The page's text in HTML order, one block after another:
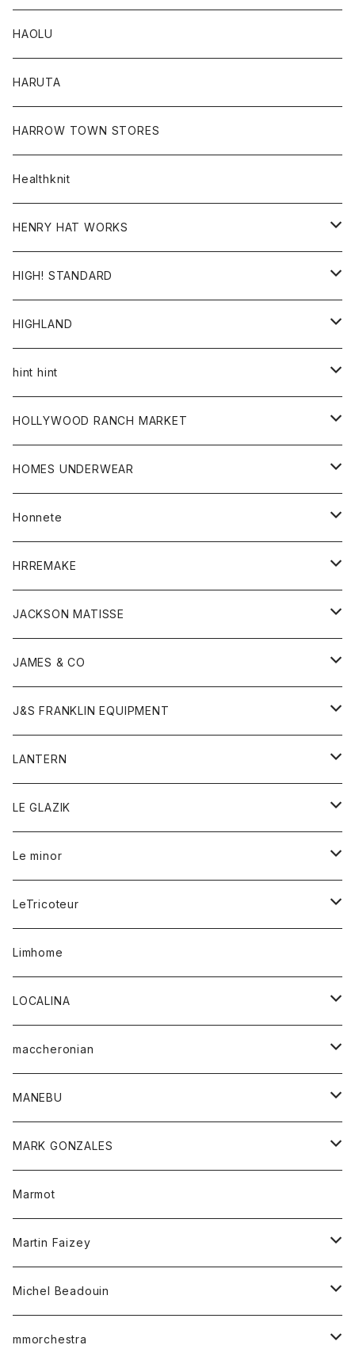
カーディガン
コート
トップス
シャツ
スウェット
レディース
カーディガン
コート
ボトム
パンツ
トップス
Tシャツ
ロンTEE
HAOLU
HARUTA
HARROW TOWN STORES
Healthknit
HENRY HAT WORKS
帽子
HIGH! STANDARD
アウター
ジャケット
トップス
シャツ
カーディガン
ボトム
グッズ
帽子
HIGHLAND
帽子
hint hint
ストール
HOLLYWOOD RANCH MARKET
アウター
カーディガン
コート
フリース
アクセサリー
ウォレット
ストール
マフラー
リング
キッズ
Tシャツ
グッズ
アンダーウェア
靴
バンダナ
トップス
カーディガン
ジャケット
タンクトップ
Tシャツ
ベスト
ポロシャツ
ロングスリーブTシャツ
ボトム
オーバーオール
ショートパンツ
レディース
アウター
カーディガン
セーター
チュニック
HOMES UNDERWEAR
アウター
カーディガン
コート
キッズ
Tシャツ
ロンパース
グッズ
靴
ストール
トップス
カットソー
シャツ
ボトム
オーバーオール
ショートパンツ
レディース
オーバーオール
シャツ
ワンピース
ワンピース
Honnete
ブラウス
ワンピース
HRREMAKE
バック
キッズ
トレーナー
トップス
Gジャケット
スウェット
帽子
JACKSON MATISSE
Tシャツ
帽子
JAMES & CO
ボトム
J&S FRANKLIN EQUIPMENT
アウター
LANTERN
アウター
Tシャツ
LE GLAZIK
レディース
コート
シャツ
ワンピース
Tシャツ
Le minor
ボトム
スカート
パンツ
レディース
アウター
カットソー
トップス
シャツ
LeTricoteur
カーディガン
Limhome
LOCALINA
ロングスリーブテーシャツ
maccheronian
靴
MANEBU
靴
MARK GONZALES
トップス
Tシャツ
Marmot
Martin Faizey
ベルト
Michel Beadouin
トップス
mmorchestra